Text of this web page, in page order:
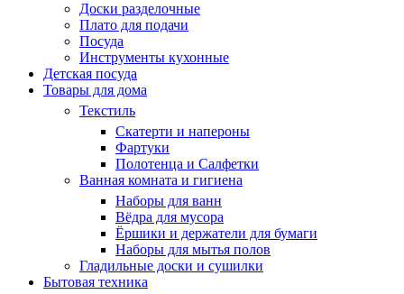
Доски разделочные
Плато для подачи
Посуда
Инструменты кухонные
Детская посуда
Товары для дома
Текстиль
Скатерти и напероны
Фартуки
Полотенца и Салфетки
Ванная комната и гигиена
Наборы для ванн
Вёдра для мусора
Ёршики и держатели для бумаги
Наборы для мытья полов
Гладильные доски и сушилки
Бытовая техника